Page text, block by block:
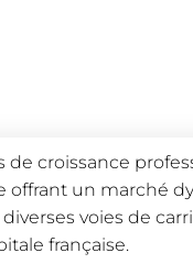
croissance
offrant un marché
voies de
française.